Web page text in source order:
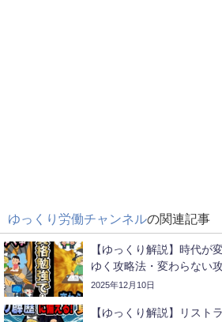
ゆっくり労働チャンネルの関連記事
【ゆっくり解説】時代が
ゆく攻略法・変わらない
2025年12月10日
【ゆっくり解説】リス